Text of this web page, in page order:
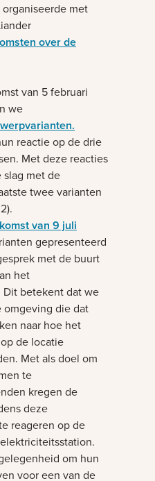
met
over de
van 5 februari
we
reactie op de drie
Met deze reacties
slag met de
twee varianten
van 9 juli
gepresenteerd
met de buurt
het
betekent dat we
die dat
naar hoe het
de locatie
Met als doel om
te
kregen de
deze
reageren op de
om hun
voor een van de